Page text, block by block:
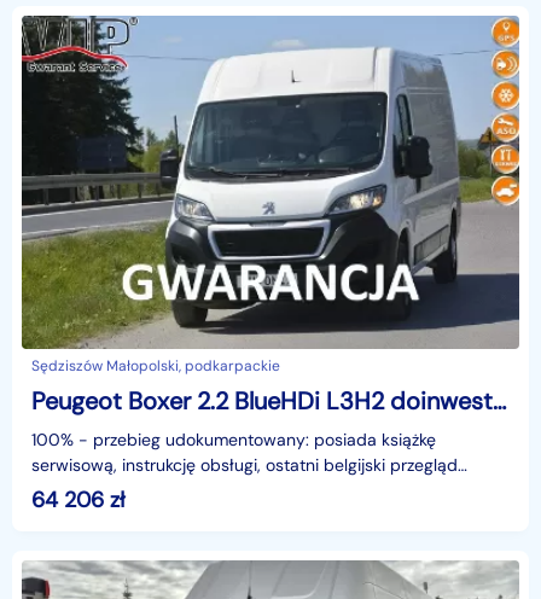
Sędziszów Małopolski, podkarpackie
Peugeot Boxer 2.2 BlueHDi L3H2 doinwestowany gwarancja przebiegu nawi kamera hak
100% - przebieg udokumentowany: posiada książkę
serwisową, instrukcję obsługi, ostatni belgijski przegląd
techniczny, udzielamy pisemnej gwarancji przebiegu sam
64 206 zł